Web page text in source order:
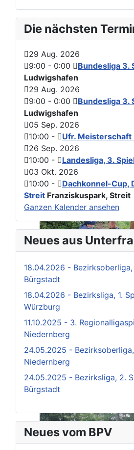
Die nächsten
29 Aug. 2026
9:00 - 0:00
Bundesliga 3.
Ludwigshafen
29 Aug. 2026
9:00 - 0:00
Bundesliga 3.
Ludwigshafen
05 Sep. 2026
10:00 -
Ufr. Meisterschaft
26 Sep. 2026
10:00 - Landesliga, 3.
03 Okt. 2026
10:00 -
Dachkonnel-Cup,
Streit Franziskuspark, Streit
Ganzen Kalender ansehen
Neues aus
18.04.2026 -
Bürgstadt
18.04.2026 - Bezirksliga, 1.
Würzburg
11.10.2025 - 3.
Niedernberg
24.05.2025 -
Niedernberg
24.05.2025 - Bezirksliga, 2.
Bürgstadt
Neues vom BPV